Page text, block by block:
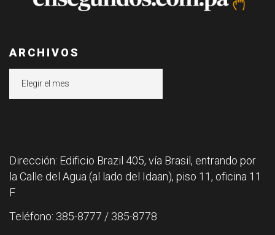
ARCHIVOS
Dirección: Edificio Brazil 405, vía Brasil, entrando por
la Calle del Agua (al lado del Idaan), piso 11, oficina 11
F.
Teléfono: 385-8777 / 385-8778